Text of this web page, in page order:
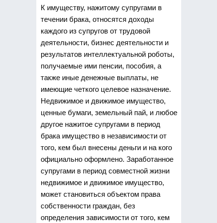
К имуществу, нажитому супругами в
течении брака, относятся доходы
каждого из супругов от трудовой
деятельности, бизнес деятельности и
результатов интеллектуальной роботы,
получаемые ими пенсии, пособия, а
также иные денежные выплаты, не
имеющие четкого целевое назначение.
Недвижимое и движимое имущество,
ценные бумаги, земельный пай, и любое
другое нажитое супругами в период
брака имущество в независимости от
того, кем был внесены деньги и на кого
официально оформлено. Заработанное
супругами в период совместной жизни
недвижимое и движимое имущество,
может становиться объектом права
собственности граждан, без
определения зависимости от того, кем